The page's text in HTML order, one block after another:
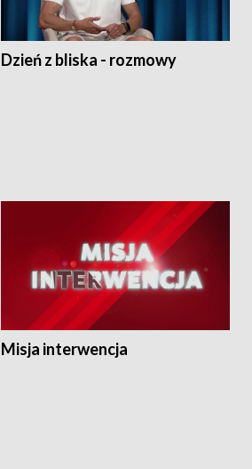
Dzień z bliska - rozmowy
Misja interwencja